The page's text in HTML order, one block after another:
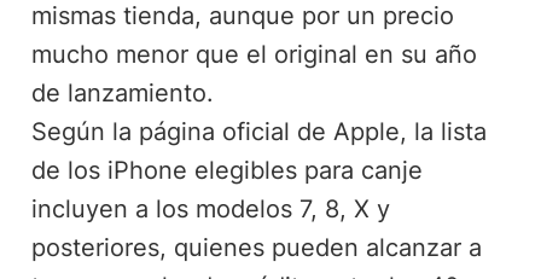
mismas tienda, aunque por un precio
mucho menor que el original en su año
de lanzamiento.
Según la página oficial de Apple, la lista
de los iPhone elegibles para canje
incluyen a los modelos 7, 8, X y
posteriores, quienes pueden alcanzar a